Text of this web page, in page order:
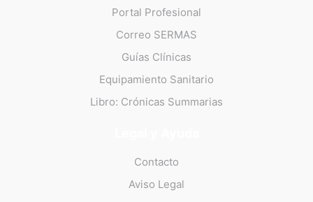
Portal Profesional
Correo SERMAS
Guías Clínicas
Equipamiento Sanitario
Libro: Crónicas Summarias
Contacto
Aviso Legal